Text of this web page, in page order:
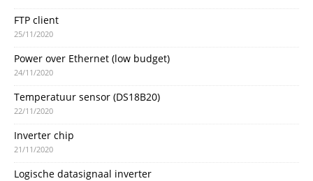
FTP client
25/11/2020
Power over Ethernet (low budget)
24/11/2020
Temperatuur sensor (DS18B20)
22/11/2020
Inverter chip
21/11/2020
Logische datasignaal inverter